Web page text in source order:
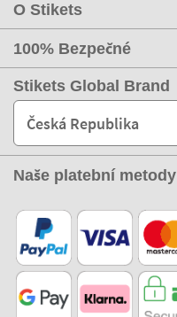
O Stikets
100% Bezpečné
Stikets Global Brand
Česká Republika
Naše platební metody